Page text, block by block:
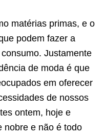
matérias primas, e o
podem fazer a
Justamente
de moda é que
em oferecer
de nossos
ontem, hoje e
nobre e não é todo